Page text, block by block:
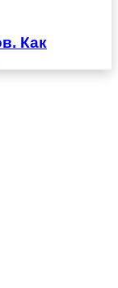
Как